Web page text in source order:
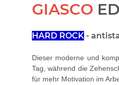
GIASCO
HARD ROCK -
Dieser moderne und
Tag, während die
für mehr Motivation im